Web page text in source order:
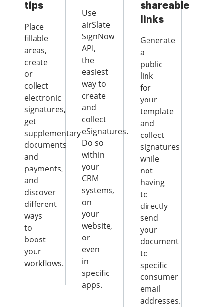
tips
Place
fillable
areas,
create
or
collect
electronic
signatures,
get
supplementary
documents
and
payments,
and
discover
different
ways
to
boost
your
workflows.
Use
airSlate
SignNow
API,
the
easiest
way to
create
and
collect
eSignatures.
Do so
within
your
CRM
systems,
on
your
website,
or
even
in
specific
apps.
shareable
links
Generate
a
public
link
for
your
template
and
collect
signatures
while
not
having
to
directly
send
your
document
to
specific
consumer
email
addresses.